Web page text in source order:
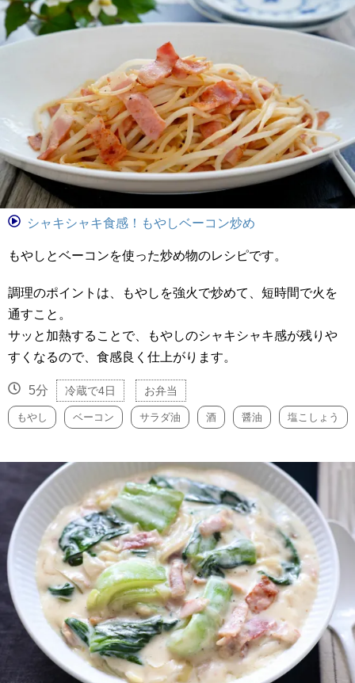
シャキシャキ食感！もやしベーコン炒め
もやしとベーコンを使った炒め物のレシピです。
調理のポイントは、もやしを強火で炒めて、短時間で火を
通すこと。
サッと加熱することで、もやしのシャキシャキ感が残りや
すくなるので、食感良く仕上がります。
5分 冷蔵で4日 お弁当
もやし ベーコン サラダ油 酒 醤油 塩こしょう